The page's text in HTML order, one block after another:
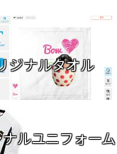
ジナルタオル
ルユニフォーム